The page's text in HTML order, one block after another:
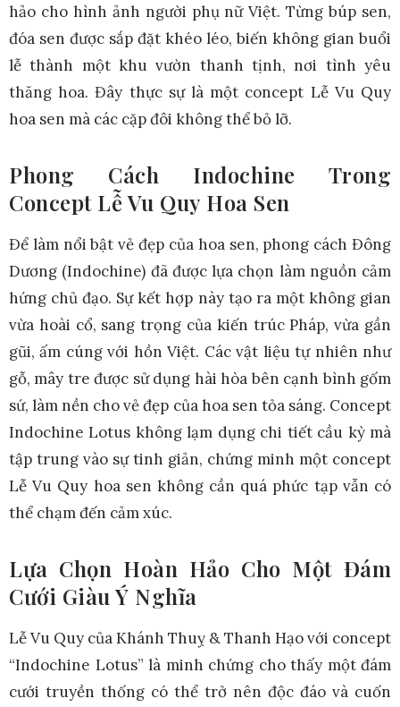
hảo cho hình ảnh người phụ nữ Việt. Từng búp sen,
đóa sen được sắp đặt khéo léo, biến không gian buổi
lễ thành một khu vườn thanh tịnh, nơi tình yêu
thăng hoa. Đây thực sự là một concept Lễ Vu Quy
hoa sen mà các cặp đôi không thể bỏ lỡ.
Phong Cách Indochine Trong
Concept Lễ Vu Quy Hoa Sen
Để làm nổi bật vẻ đẹp của hoa sen, phong cách Đông
Dương (Indochine) đã được lựa chọn làm nguồn cảm
hứng chủ đạo. Sự kết hợp này tạo ra một không gian
vừa hoài cổ, sang trọng của kiến trúc Pháp, vừa gần
gũi, ấm cúng với hồn Việt. Các vật liệu tự nhiên như
gỗ, mây tre được sử dụng hài hòa bên cạnh bình gốm
sứ, làm nền cho vẻ đẹp của hoa sen tỏa sáng. Concept
Indochine Lotus không lạm dụng chi tiết cầu kỳ mà
tập trung vào sự tinh giản, chứng minh một concept
Lễ Vu Quy hoa sen không cần quá phức tạp vẫn có
thể chạm đến cảm xúc.
Lựa Chọn Hoàn Hảo Cho Một Đám
Cưới Giàu Ý Nghĩa
Lễ Vu Quy của Khánh Thuỵ & Thanh Hạo với concept
“Indochine Lotus” là minh chứng cho thấy một đám
cưới truyền thống có thể trở nên độc đáo và cuốn